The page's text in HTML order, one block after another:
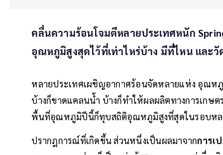
คลื่นความร้อนโจมตีหลายประเทศหนัก
อุณหภูมิสูงสุดไว้ที่เท่าไหร่บ้าง มีที่ไหน และ
หลายประเทศเผชิญอากาศร้อนจัดหลายแห่ง อุณ
บ้างก็ขาดแคลนน้ำ บ้างก็ทำให้ผลผลิตทางการเกษ
พื้นที่อุณหภูมิปีนี้ก็ทุบสถิติอุณหภูมิสูงที่สุดในรอบหล
ปรากฎการณ์ที่เกิดขึ้น ส่วนหนึ่งเป็นผลมาจากการเ